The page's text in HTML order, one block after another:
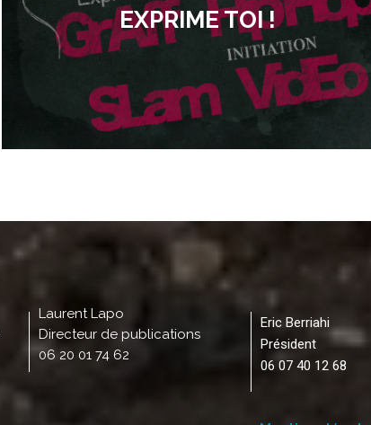
EXPRIME TOI !
Laurent Lapo
Directeur de publications
06 20 01 74 62
Eric Berriahi
Président
06 07 40 12 68